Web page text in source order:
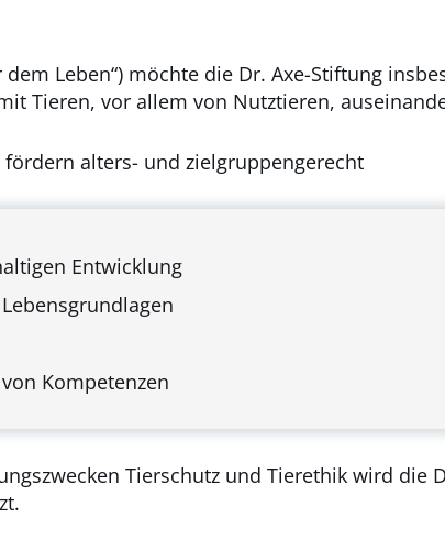
Leben“) möchte die Dr. Axe-Stiftung
Tieren, vor allem von Nutztieren,
fördern alters- und zielgruppengerecht
Entwicklung
Kompetenzen
Tierschutz und Tierethik wird die